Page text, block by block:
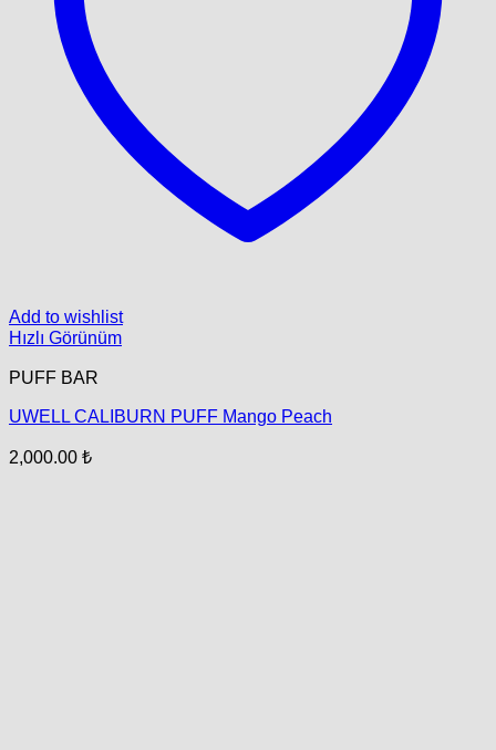
Add to wishlist
Hızlı Görünüm
PUFF BAR
UWELL CALIBURN PUFF Mango Peach
2,000.00 ₺